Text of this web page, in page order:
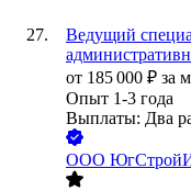
Ведущий
от 185 000 ₽ за
Опыт 1-3 года
Выплаты: Два
ООО